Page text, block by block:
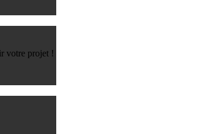
votre projet !